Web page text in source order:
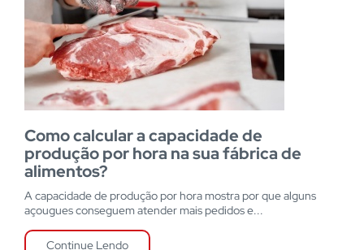
Como calcular a capacidade de
produção por hora na sua fábrica de
alimentos?
A capacidade de produção por hora mostra por que alguns
açougues conseguem atender mais pedidos e...
Continue Lendo